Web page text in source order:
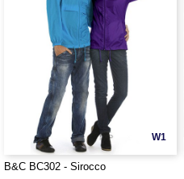
W1
B&C BC302 - Sirocco